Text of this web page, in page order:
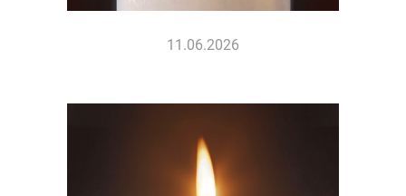
11.06.2026